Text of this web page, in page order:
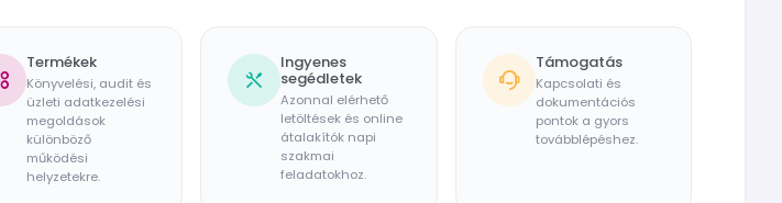
Termékek
Könyvelési, audit és
üzleti adatkezelési
megoldások
különböző
működési
helyzetekre.
Ingyenes
segédletek
Azonnal elérhető
letöltések és online
átalakítók napi
szakmai
feladatokhoz.
Támogatás
Kapcsolati és
dokumentációs
pontok a gyors
továbblépéshez.